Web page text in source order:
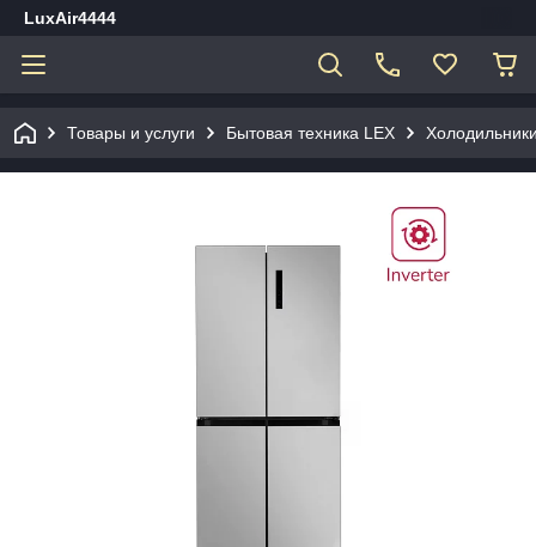
LuxAir4444
Товары и услуги Бытовая техника LEX